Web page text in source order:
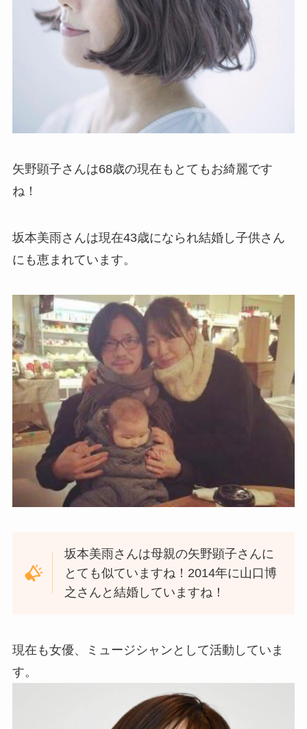
矢野顕子さんは68歳の現在もとてもお綺麗です
ね！
坂本美雨さんは現在43歳になられ結婚し子供さん
にも恵まれています。
坂本美雨さんは母親の矢野顕子さんに
とても似ていますね！2014年に山口博
之さんと結婚していますね！
現在も女優、ミュージシャンとして活動していま
す。